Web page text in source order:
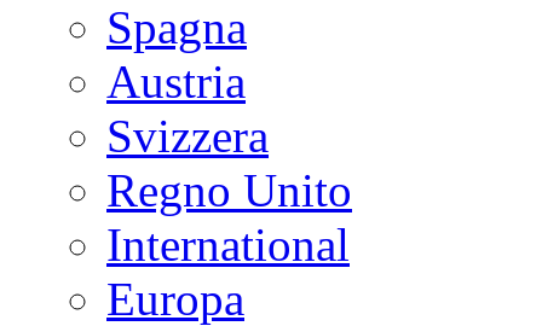
Spagna
Austria
Svizzera
Regno Unito
International
Europa